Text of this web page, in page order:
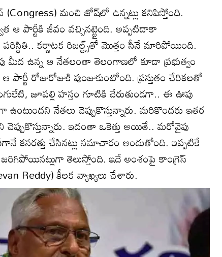
మంచి జోష్‌లో ఉన్నట్లు కనిపిస్తోంది.
ఆ పార్టీకి జీవం వచ్చినట్టైంది. అప్పటిదాకా
కర్ణాటక రిజల్ట్స్‌తో మొత్తం సీనే మారిపోయింది.
ఉన్న ఆ నేతలంతా తెలంగాణలో కూడా ప్రభుత్వం
పార్టీ రోజురోజుకి పుంజుకుంటోంది. ప్రస్తుతం చేరికలతో
జూపల్లి హస్తం గూటికి చేరుతుండగా.. ఈ ఊపు
నేతలు చెప్పుకొస్తున్నారు. మరికొందరు ఇతర
ఇదంతా ఒకెత్తు అయితే.. మరోవైపు
కసరత్తు చేసినట్లు సమాచారం అందుతోంది. ఇప్పటికే
తెలుస్తోంది. ఇదే అంశంపై కాంగ్రెస్
Reddy) కీలక వ్యాఖ్యలు చేశారు.